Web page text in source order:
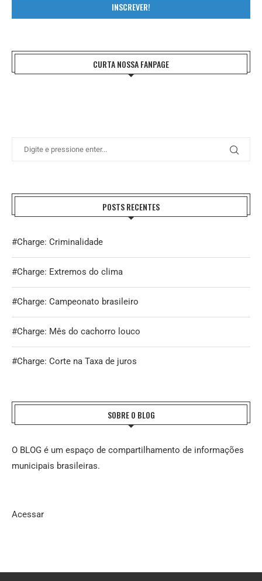
INSCREVER!
CURTA NOSSA FANPAGE
POSTS RECENTES
#Charge: Criminalidade
#Charge: Extremos do clima
#Charge: Campeonato brasileiro
#Charge: Mês do cachorro louco
#Charge: Corte na Taxa de juros
SOBRE O BLOG
O BLOG é um espaço de compartilhamento de informações
municipais brasileiras.
Acessar